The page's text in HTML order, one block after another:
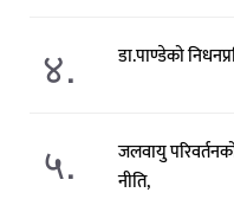
४. डा.पाण्डेको
५.
जलवायु
नीति,